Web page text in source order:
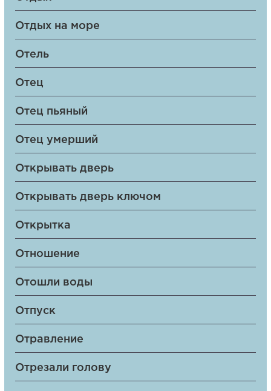
Отдых на море
Отель
Отец
Отец пьяный
Отец умерший
Открывать дверь
Открывать дверь ключом
Открытка
Отношение
Отошли воды
Отпуск
Отравление
Отрезали голову